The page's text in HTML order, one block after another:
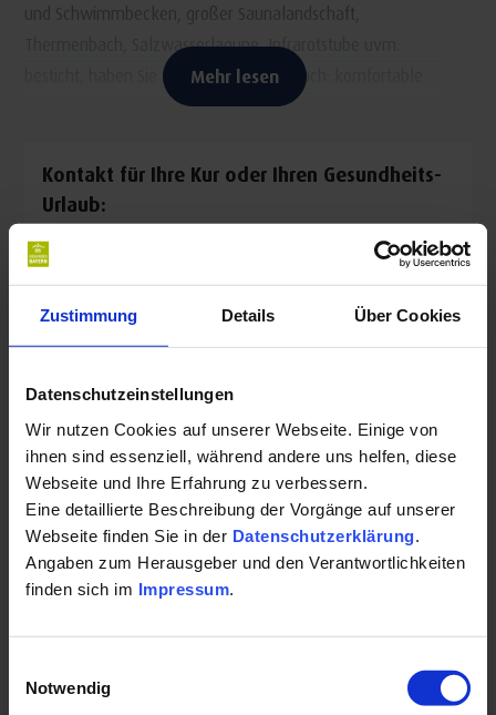
Zustimmung Details Über Cookies
Datenschutzeinstellungen
Wir nutzen Cookies auf unserer Webseite. Einige von
ihnen sind essenziell, während andere uns helfen, diese
Webseite und Ihre Erfahrung zu verbessern.
Eine detaillierte Beschreibung der Vorgänge auf unserer
Webseite finden Sie in der Datenschutzerklärung
Angaben zum Herausgeber und den Verantwortlichkeiten
finden sich im Impressum
Notwendig
und Schwimmbecken, großer Saunalandschaft,
Thermenbach, Salzwasserlagune, Infrarotstube uvm.
besticht, haben Sie alles unter einem Dach: komfortable
Zimmer, Restaurant mit Terrasse, Bar, Physiotherapie und
E-Bikes, Nordic Walking-Stöcke und eines Golfcarts.
Viele attraktive Wellness- und Gesundheitsarrangements
finden Sie auch auf der Homepage.
Klassische, naturheilkundliche und
Massagen, Naturfango, Wellnessbäder
Hot Stone-Therapie
Shiatsu
Tao Zi
Kräuterstempelmassage
Akupunktmassage nach Penzel
Training auf der Galileoplatte
Mehr lesen
Kontakt für Ihre Kur oder Ihren Gesundheits-
Urlaub:
84364 Bad Birnbach
Telefon:
+4985632990
E-Mail:
info@hotel-chrysantihof.de